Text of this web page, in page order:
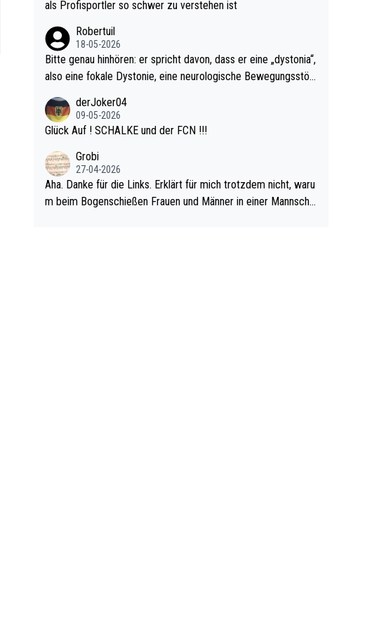
ehler!
als Profisportler so schwer zu verstehen ist
Robertuil
18-05-2026
Bitte genau hinhören: er spricht davon, dass er eine „dystonia“,
also eine fokale Dystonie, eine neurologische Bewegungsstör
werden, im Arm hat. Und, dass Medikamente ihm helfen! Ich gl
aube immer noch, dass sehr viele der Dartits-Fälle fälschlich p
d diese könnten teils wirksam behandelt werden! Dafür müsst
e man nur zum Neurologen und nicht zum Mentaltrainer gehe
derJoker04
09-05-2026
Glück Auf ! SCHALKE und der FCN !!!
Grobi
27-04-2026
Aha. Danke für die Links. Erklärt für mich trotzdem nicht, waru
m beim Bogenschießen Frauen und Männer in einer Mannscha